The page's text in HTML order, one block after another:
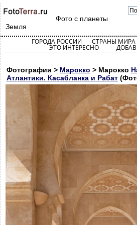
Фото с планеты
Земля
ГОРОДА РОССИИ СТРАНЫ МИРА
ЭТО ИНТЕРЕСНО
Фотографии > Марокко > Марокко
Атлантики. Касабланка и Рабат